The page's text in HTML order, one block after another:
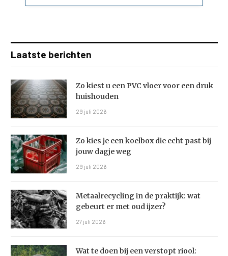
Laatste berichten
Zo kiest u een PVC vloer voor een druk
huishouden
29 juli 2026
Zo kies je een koelbox die echt past bij
jouw dagje weg
29 juli 2026
Metaalrecycling in de praktijk: wat
gebeurt er met oud ijzer?
27 juli 2026
Wat te doen bij een verstopt riool: